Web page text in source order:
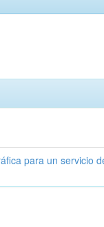
para un servicio